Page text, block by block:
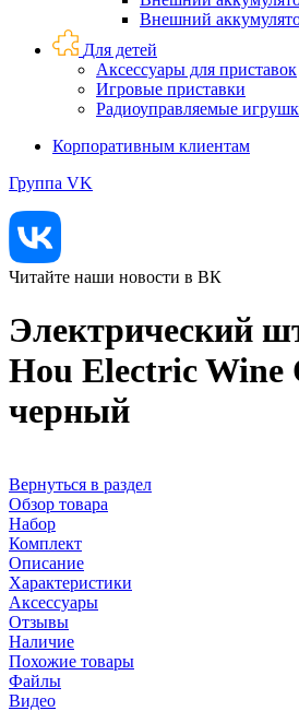
Внешний
Для детей
Аксессуары для приставок
Игровые приставки
Радиоуправляемые
Корпоративным клиентам
Группа VK
Читайте наши новости в ВК
Электрический
Hou Electric Wine
черный
Вернуться в раздел
Обзор товара
Набор
Комплект
Описание
Характеристики
Аксессуары
Отзывы
Наличие
Похожие товары
Файлы
Видео